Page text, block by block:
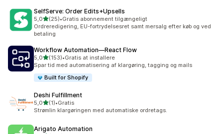
SelfServe: Order Edits+Upsells
5,0ud af 5 stjerner
(25)
25 anmeldelser i alt
•Gratis abonnement tilgængeligt
Ordreredigering, EU-fortrydelsesret samt mersalg efter køb og ved
betaling
Workflow Automation—React Flow
5,0ud af 5 stjerner
(153)
153 anmeldelser i alt
•Gratis at installere
Spar tid med automatisering af klargøring, tagging og mails
Built for Shopify
Deshi Fulfillment
5,0ud af 5 stjerner
(1)
1 anmeldelser i alt
•Gratis
Strømlin klargøringen med automatiske ordretags.
Arigato Automation